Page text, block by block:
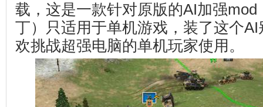
载，这是一款针对原版的AI加强
丁）只适用于单机游戏，装了这个
欢挑战超强电脑的单机玩家使用。